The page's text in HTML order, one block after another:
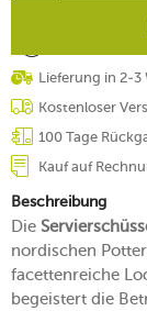
Lieferung in 2-3
Kostenloser
100 Tage
Kauf auf
Beschreibung
Die
nordischen
facettenreiche
begeistert die